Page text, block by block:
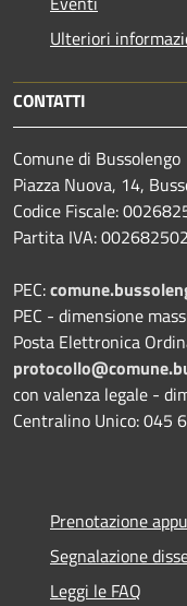
Ulteriori
CONTATTI
Comune di Bussolengo
Piazza Nuova, 14,
Codice Fiscale:
Partita IVA:
PEC:
PEC - dimensione
Posta Elettronica
con valenza legale -
Centralino Unico: 045
Prenotazione
Segnalazione
Leggi le FAQ